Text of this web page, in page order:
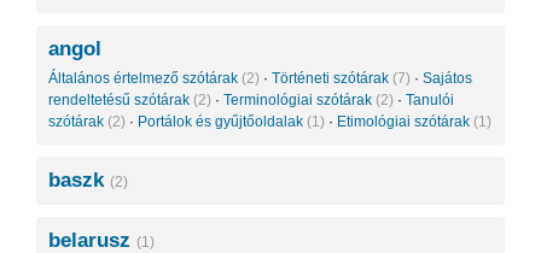
angol
Általános értelmező szótárak (2) · Történeti szótárak (7) · Sajátos
rendeltetésű szótárak (2) · Terminológiai szótárak (2) · Tanulói
szótárak (2) · Portálok és gyűjtőoldalak (1) · Etimológiai szótárak (1)
baszk (2)
belarusz (1)